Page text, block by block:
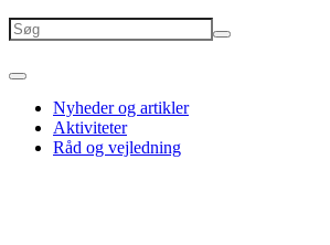
Nyheder og artikler
Aktiviteter
Råd og vejledning